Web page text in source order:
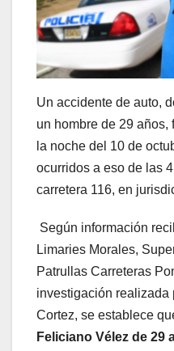
Un accidente de auto,
un hombre de 29 años,
la noche del 10 de
ocurridos a eso de las
carretera 116, en
Según información
Limaries Morales,
Patrullas Carreteras
investigación realizada
Cortez, se establece
Feliciano Vélez de 29